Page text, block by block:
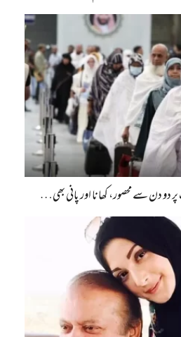
دو دن سے محصور، کھانا اور پانی بھی…